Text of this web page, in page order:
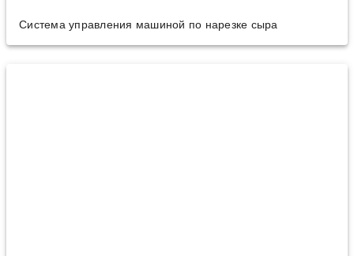
Система управления машиной по нарезке сыра